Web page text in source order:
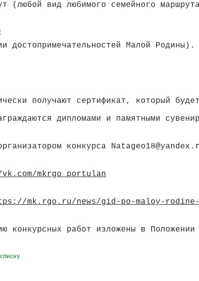
(любой вид любимого семейного
достопримечательностей Малой Родины).
получают сертификат, который
дипломами и памятными
конкурса
mkrgo_portulan
mk.rgo.ru/news/gid-po-maloy-rodine-
конкурсных работ изложены в Положении